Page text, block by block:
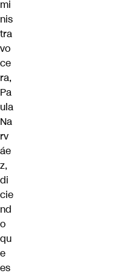
mi
nis
tra
vo
ce
ra,
Pa
ula
Na
rv
áe
z,
di
cie
nd
o
qu
e
es